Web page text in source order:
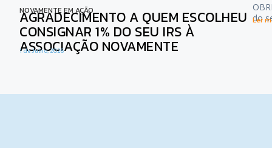
NOVAMENTE EM AÇÃO
AGRADECIMENTO A QUEM ESCOLHEU
CONSIGNAR 1% DO SEU IRS À
ASSOCIAÇÃO NOVAMENTE
1 de Julho, 2026
do
Ler